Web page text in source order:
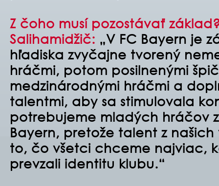
Z čoho musí pozostávať
Salihamidžič: „V FC Bayern je
hľadiska zvyčajne tvorený
hráčmi, potom posilnenými
medzinárodnými hráčmi a
talentmi, aby sa stimulovala
potrebujeme mladých hráčov
Bayern, pretože talent z
to, čo všetci chceme najviac,
prevzali identitu klubu.“